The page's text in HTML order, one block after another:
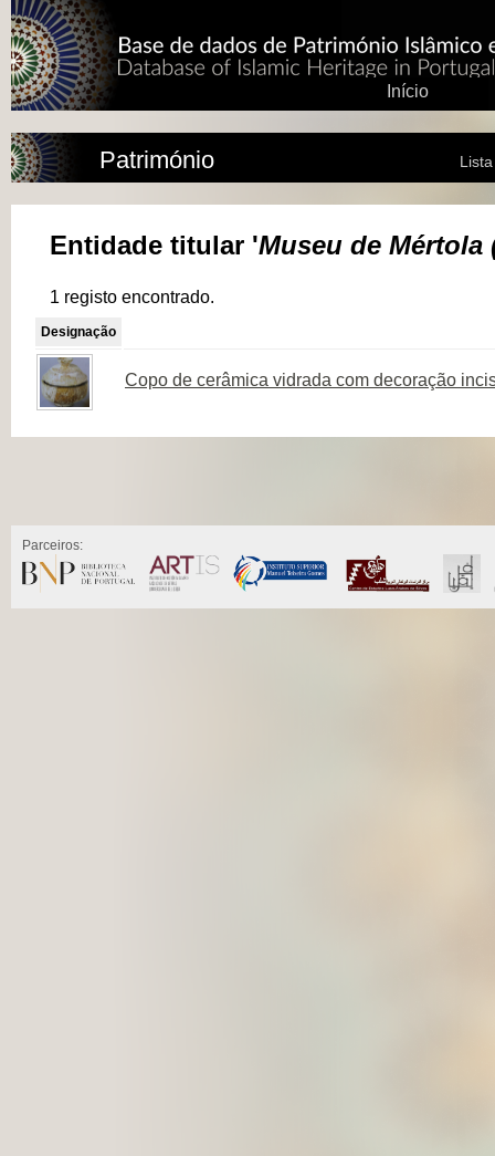
Início
Património
Entidade titular 'Museu de Mértola
1 registo encontrado.
Designação
Copo de cerâmica vidrada com decoração
Parceiros: